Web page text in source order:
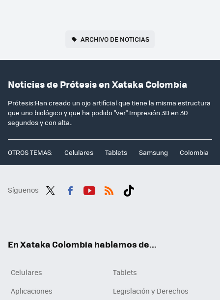
ARCHIVO DE NOTICIAS
Noticias de Prótesis en Xataka Colombia
Prótesis:Han creado un ojo artificial que tiene la misma estructura
que uno biológico y que ha podido "ver".Impresión 3D en 30
segundos y con alta..
OTROS TEMAS: Celulares Tablets Samsung Colombia
Síguenos
En Xataka Colombia hablamos de...
Celulares
Tablets
Aplicaciones
Legislación y Derechos